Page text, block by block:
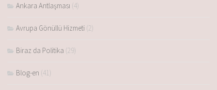
Ankara Antlaşması (4)
Avrupa Gönüllü Hizmeti (2)
Biraz da Politika (29)
Blog-en (41)